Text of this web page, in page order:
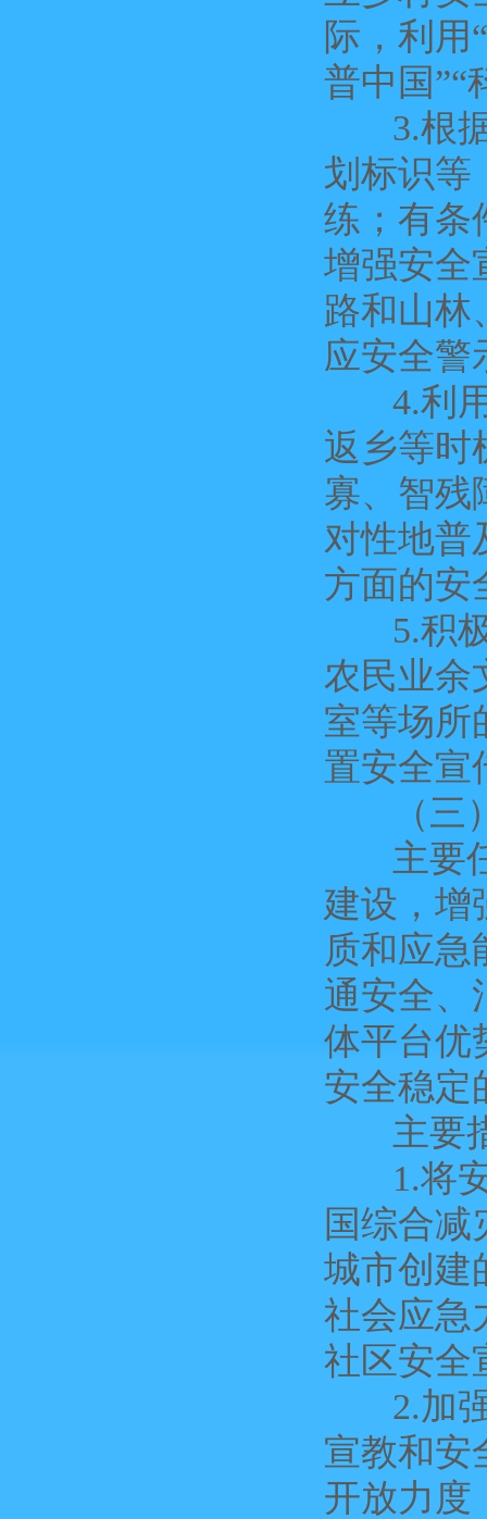
际，利用
普中国”“
3.根据
划标识等
练；有条
增强安全
路和山林
应安全警
4.利用
返乡等时
寡、智残
对性地普
方面的安
5.积极
农民业余
室等场所
置安全宣
（三）
主要任
建设，增
质和应急
通安全、
体平台优
安全稳定
主要
1.将安
国综合
城市创建
社会应急
社区安全
2.加强
宣教和安
开放力度